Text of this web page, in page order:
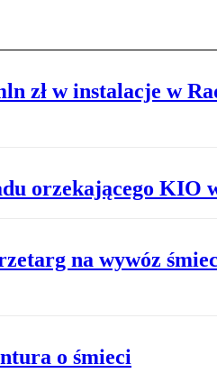
zł w instalacje w
orzekającego KIO
na wywóz
o śmieci